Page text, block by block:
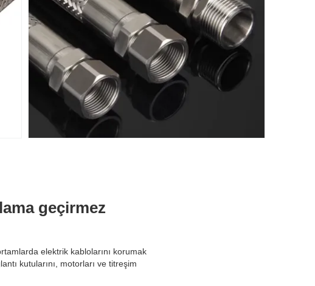
geçirmez
elektrik kablolarını korumak
kutularını, motorları ve titreşim